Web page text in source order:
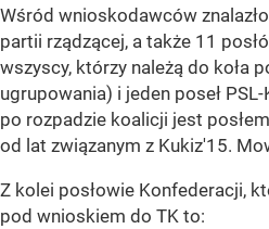
Wśród wnioskodawców
partii rządzącej, a także 11
wszyscy, którzy należą do koła
ugrupowania) i jeden poseł
po rozpadzie koalicji jest
od lat związanym z Kukiz'15.
Z kolei posłowie Konfederacji,
pod wnioskiem do TK to: